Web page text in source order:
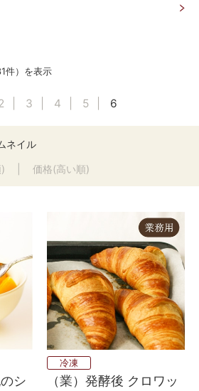
件）を表示
3 4 5 6
ネイル
価格(高い順)
シ
冷凍
（業）発酵後 クロワッ